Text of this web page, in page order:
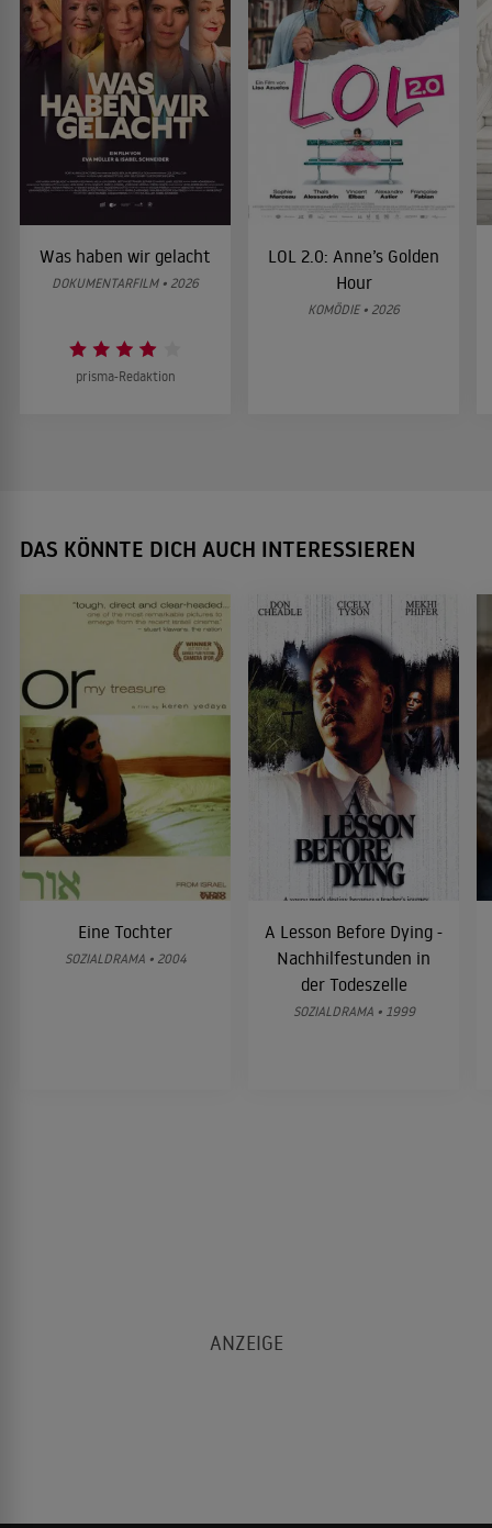
Was haben wir gelacht
DOKUMENTARFILM • 2026
prisma-Redaktion
LOL 2.0: Anne’s Golden
Hour
KOMÖDIE • 2026
DAS KÖNNTE DICH AUCH INTERESSIEREN
Eine Tochter
SOZIALDRAMA • 2004
A Lesson Before Dying -
Nachhilfestunden in
der Todeszelle
SOZIALDRAMA • 1999